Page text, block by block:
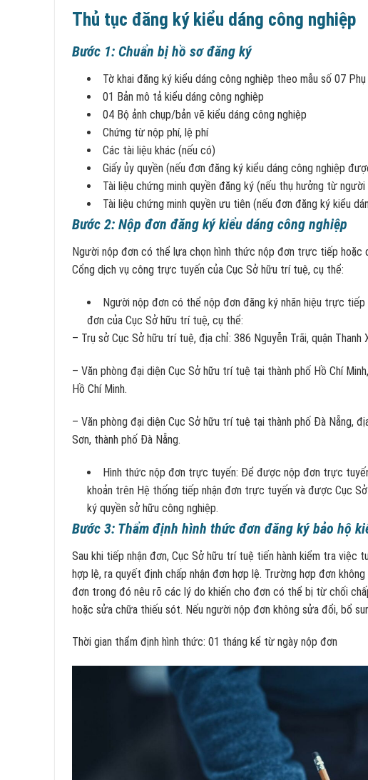
Thủ tục đăng ký kiểu dáng công nghiệp
Bước 1: Chuẩn bị hồ sơ đăng ký
Tờ khai đăng ký kiểu dáng công nghiệp theo mẫu số 07
01 Bản mô tả kiểu dáng công nghiệp
04 Bộ ảnh chụp/bản vẽ kiểu dáng công nghiệp
Chứng từ nộp phí, lệ phí
Các tài liệu khác (nếu có)
Giấy ủy quyền (nếu đơn đăng ký kiểu dáng công nghiệp
Tài liệu chứng minh quyền đăng ký (nếu thụ hưởng từ
Tài liệu chứng minh quyền ưu tiên (nếu đơn đăng ký kiểu
Bước 2: Nộp đơn đăng ký kiểu dáng công nghiệp
Người nộp đơn có thể lựa chọn hình thức nộp đơn trực tiếp
Cổng dịch vụ công trực tuyến của Cục Sở hữu trí tuệ, cụ thể:
Người nộp đơn có thể nộp đơn đăng ký nhãn hiệu trực
đơn của Cục Sở hữu trí tuệ, cụ thể:
– Trụ sở Cục Sở hữu trí tuệ, địa chỉ: 386 Nguyễn Trãi, quận Thanh
– Văn phòng đại diện Cục Sở hữu trí tuệ tại thành phố Hồ Chí
Hồ Chí Minh.
– Văn phòng đại diện Cục Sở hữu trí tuệ tại thành phố Đà Nẵng,
Sơn, thành phố Đà Nẵng.
Hình thức nộp đơn trực tuyến: Để được nộp đơn trực
khoản trên Hệ thống tiếp nhận đơn trực tuyến và được Cục
ký quyền sở hữu công nghiệp.
Bước 3: Thẩm định hình thức đơn đăng ký bảo hộ
Sau khi tiếp nhận đơn, Cục Sở hữu trí tuệ tiến hành kiểm tra việc
hợp lệ, ra quyết định chấp nhận đơn hợp lệ. Trường hợp đơn
đơn trong đó nêu rõ các lý do khiến cho đơn có thể bị từ chối
hoặc sửa chữa thiếu sót. Nếu người nộp đơn không sửa đổi, bổ
Thời gian thẩm định hình thức: 01 tháng kể từ ngày nộp đơn